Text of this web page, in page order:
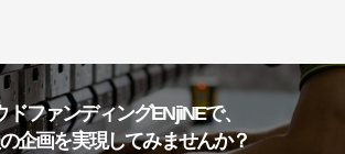
ドファンディングENjiNEで、
企画を実現してみませんか？